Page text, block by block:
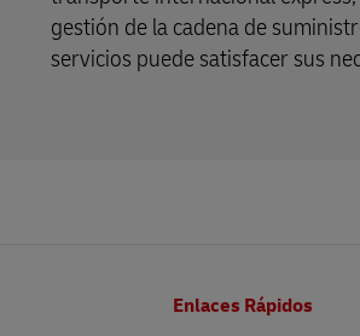
gestión de la cadena de
servicios puede satisfacer sus
Enlaces Rápidos